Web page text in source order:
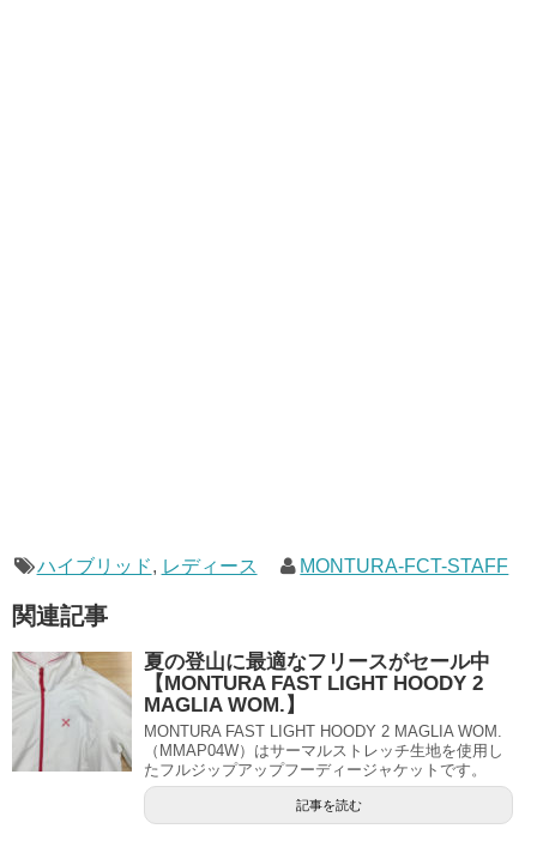
ハイブリッド, レディース MONTURA-FCT-STAFF
関連記事
夏の登山に最適なフリースがセール中
【MONTURA FAST LIGHT HOODY 2
MAGLIA WOM.】
MONTURA FAST LIGHT HOODY 2 MAGLIA WOM.
（MMAP04W）はサーマルストレッチ生地を使用し
たフルジップアップフーディージャケットです。
記事を読む